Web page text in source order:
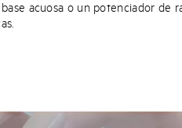
acuosa o un potenciador de